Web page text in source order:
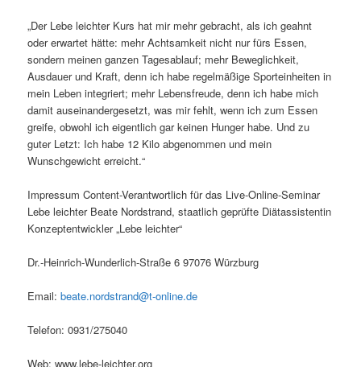
„Der Lebe leichter Kurs hat mir mehr gebracht, als ich geahnt
oder erwartet hätte: mehr Achtsamkeit nicht nur fürs Essen,
sondern meinen ganzen Tagesablauf; mehr Beweglichkeit,
Ausdauer und Kraft, denn ich habe regelmäßige Sporteinheiten in
mein Leben integriert; mehr Lebensfreude, denn ich habe mich
damit auseinandergesetzt, was mir fehlt, wenn ich zum Essen
greife, obwohl ich eigentlich gar keinen Hunger habe. Und zu
guter Letzt: Ich habe 12 Kilo abgenommen und mein
Wunschgewicht erreicht.“
Impressum Content-Verantwortlich für das Live-Online-Seminar
Lebe leichter Beate Nordstrand, staatlich geprüfte Diätassistentin
Konzeptentwickler „Lebe leichter“
Dr.-Heinrich-Wunderlich-Straße 6 97076 Würzburg
Email:beate.nordstrand@t-online.de
Telefon: 0931/275040
Web: www.lebe-leichter.org